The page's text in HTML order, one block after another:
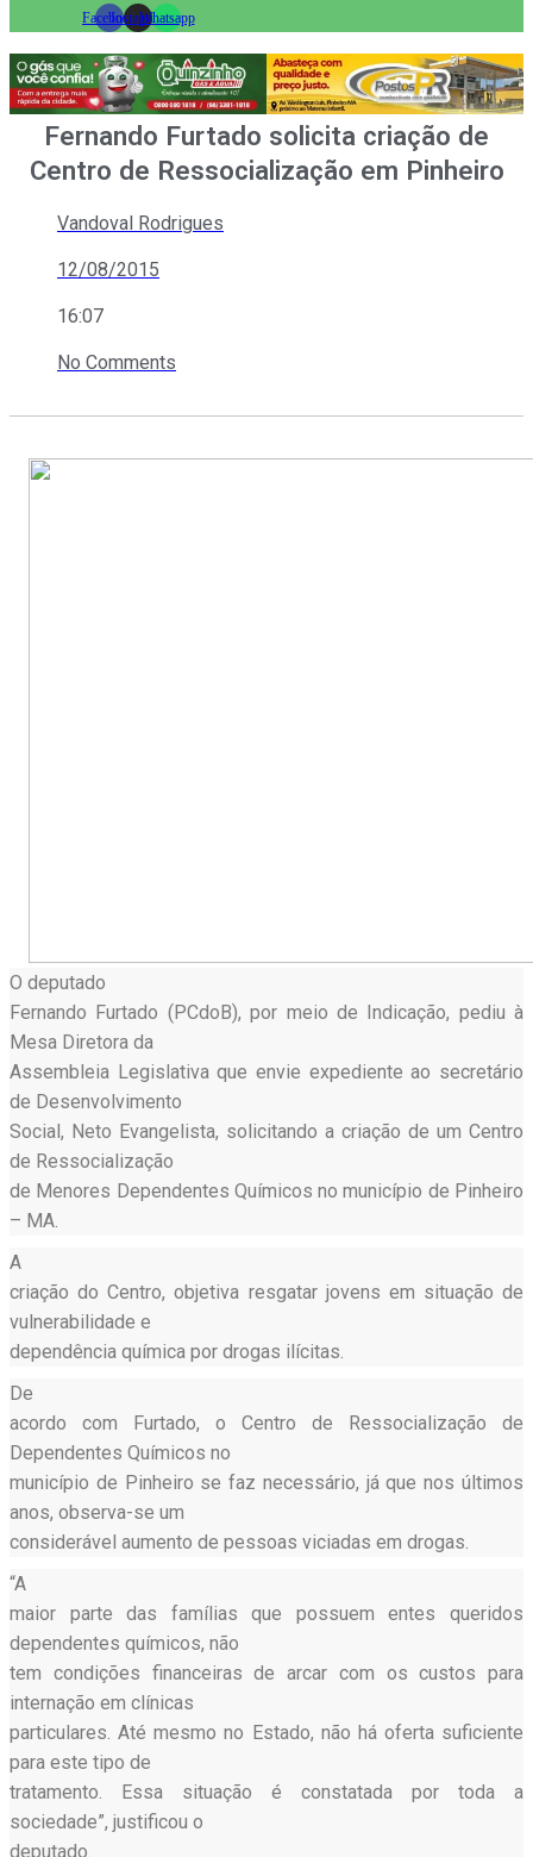
FacebookInstagramWhatsapp
Fernando Furtado solicita criação de
Centro de Ressocialização em Pinheiro
Vandoval Rodrigues
12/08/2015
16:07
No Comments
O deputado
Fernando Furtado (PCdoB), por meio de Indicação, pediu à
Mesa Diretora da
Assembleia Legislativa que envie expediente ao secretário
de Desenvolvimento
Social, Neto Evangelista, solicitando a criação de um Centro
de Ressocialização
de Menores Dependentes Químicos no município de Pinheiro
– MA.
A
criação do Centro, objetiva resgatar jovens em situação de
vulnerabilidade e
dependência química por drogas ilícitas.
De
acordo com Furtado, o Centro de Ressocialização de
Dependentes Químicos no
município de Pinheiro se faz necessário, já que nos últimos
anos, observa-se um
considerável aumento de pessoas viciadas em drogas.
“A
maior parte das famílias que possuem entes queridos
dependentes químicos, não
tem condições financeiras de arcar com os custos para
internação em clínicas
particulares. Até mesmo no Estado, não há oferta suficiente
para este tipo de
tratamento. Essa situação é constatada por toda a
sociedade”, justificou o
deputado.